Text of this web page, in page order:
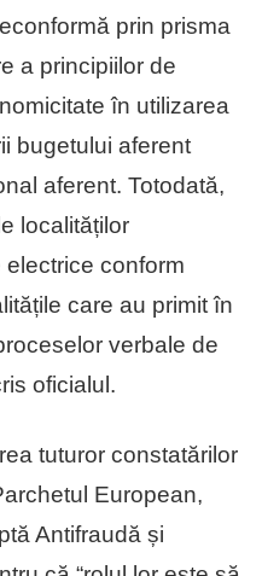
prin prisma
a principiilor de
în utilizarea
bugetului aferent
aferent. Totodată,
localităților
conform
care au primit în
verbale de
oficialul.
tuturor constatărilor
European,
Antifraudă și